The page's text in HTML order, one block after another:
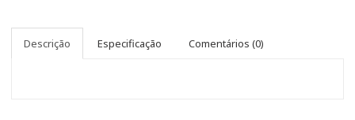
Descrição Especificação Comentários (0)